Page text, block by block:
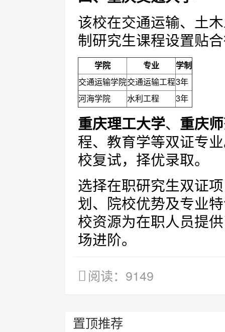
该校在交通运输、土
制研究生课程设置贴
学院 专业
学制
交通运输学院交通运输工程3年
河海学院
水利工程 3年
重庆理工大学、 重庆
程、教育学等双证专
校复试，择优录取。
选择在职研究生双证
划、院校优势及专业
校资源为在职人员提
场进阶。
阅读：9149
置顶推荐